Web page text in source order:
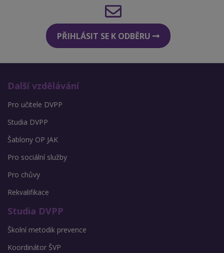
PŘIHLÁSIT SE K ODBĚRU
Další vzdělávání
Pro učitele DVPP
Studia DVPP
Šablony OP JAK
Pro sociální služby
Pro chůvy
Rekvalifikace
Studia DVPP
Školní metodik prevence
Koordinátor ŠVP